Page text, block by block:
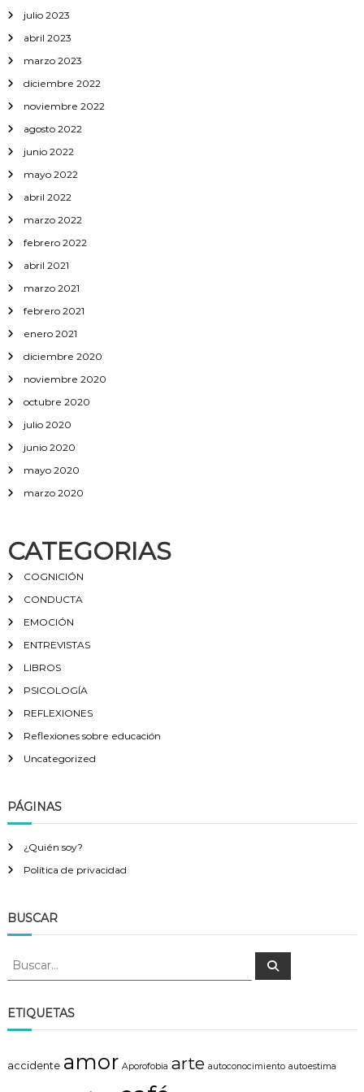
julio 2023
abril 2023
marzo 2023
diciembre 2022
noviembre 2022
agosto 2022
junio 2022
mayo 2022
abril 2022
marzo 2022
febrero 2022
abril 2021
marzo 2021
febrero 2021
enero 2021
diciembre 2020
noviembre 2020
octubre 2020
julio 2020
junio 2020
mayo 2020
marzo 2020
CATEGORIAS
COGNICIÓN
CONDUCTA
EMOCIÓN
ENTREVISTAS
LIBROS
PSICOLOGÍA
REFLEXIONES
Reflexiones sobre educación
Uncategorized
PÁGINAS
¿Quién soy?
Política de privacidad
BUSCAR
B
c
a
:
B
ETIQUETAS
accidente amor Aporofobia arte autoconocimiento autoestima